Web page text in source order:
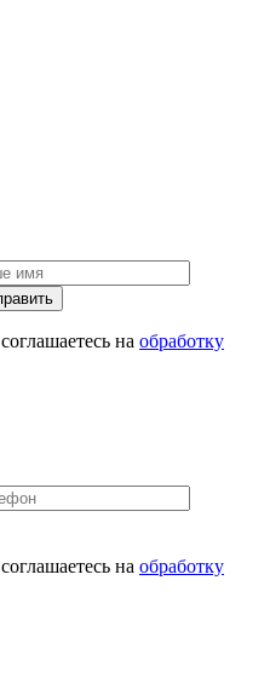
на обработку
на обработку